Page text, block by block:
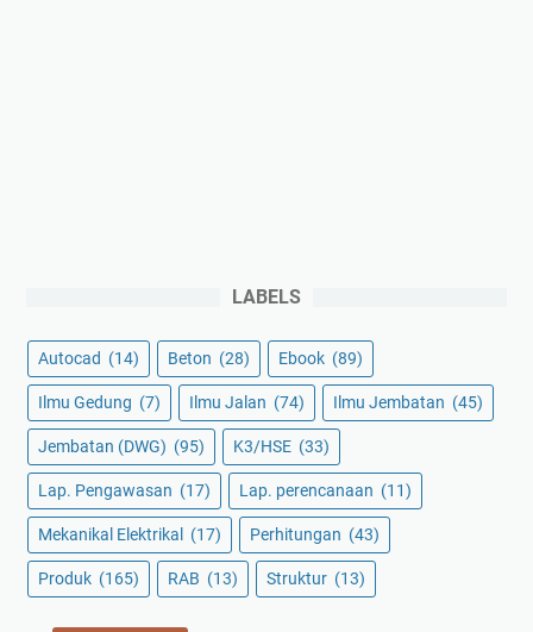
LABELS
Autocad (14) Beton (28) Ebook (89)
Ilmu Gedung (7) Ilmu Jalan (74) Ilmu Jembatan (45)
Jembatan (DWG) (95) K3/HSE (33)
Lap. Pengawasan (17) Lap. perencanaan (11)
Mekanikal Elektrikal (17) Perhitungan (43)
Produk (165) RAB (13) Struktur (13)